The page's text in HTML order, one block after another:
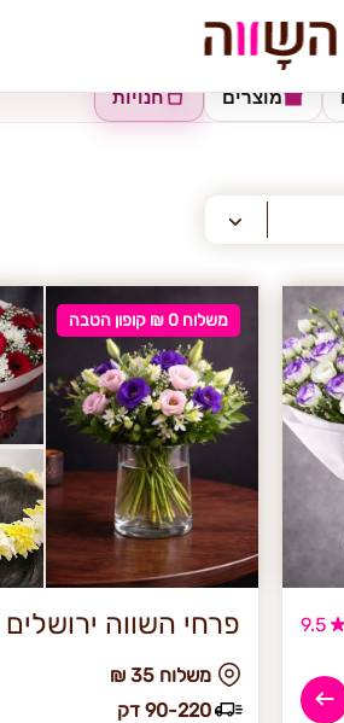
חנויות מוצרים
9.5
משלוח 0 ₪ קופון הטבה
פרחי השווה ירושלים
₪ משלוח 35
90-220 דק